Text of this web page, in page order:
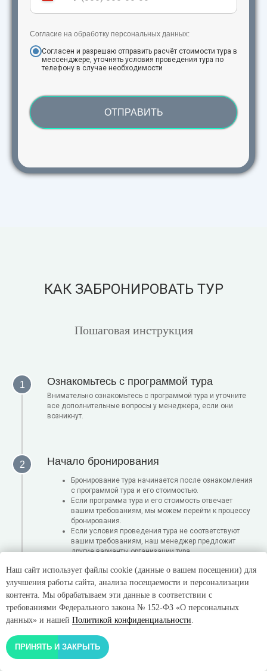
Наш сайт использует файлы cookie (данные о вашем посещении) для
улучшения работы сайта, анализа посещаемости и персонализации
контента. Мы обрабатываем эти данные в соответствии с
требованиями Федерального закона № 152-ФЗ «О персональных
данных» и нашей Политикой конфиденциальности.
ПРИНЯТЬ И ЗАКРЫТЬ
Согласие на обработку персональных данных:
Согласен и разрешаю отправить расчёт стоимости тура в
мессенджере, уточнять условия проведения тура по
телефону в случае необходимости
ОТПРАВИТЬ
КАК ЗАБРОНИРОВАТЬ ТУР
Пошаговая инструкция
Ознакомьтесь с программой тура
Внимательно ознакомьтесь с программой тура и уточните
все дополнительные вопросы у менеджера, если они
возникнут.
Начало бронирования
Бронирование тура начинается после ознакомления
с программой тура и его стоимостью.
Если программа тура и его стоимость отвечает
вашим требованиям, мы можем перейти к процессу
бронирования.
Если условия проведения тура не соответствуют
вашим требованиям, наш менеджер предложит
другие варианты организации тура.
Заключение договора
Вы отправляете паспортные участника путешествия,
ФИО остальных участников; желаемые даты
экскурсий и, при необходимости, даты заезда в
апартаменты